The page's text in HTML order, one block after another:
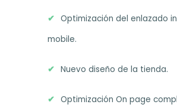
Optimización del enlazado
mobile.
Nuevo diseño de la tienda.
Optimización On page